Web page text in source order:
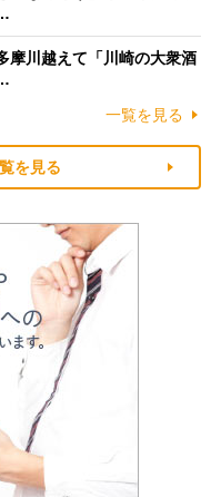
摩川越えて「川崎の大衆酒
一覧を見る
を見る